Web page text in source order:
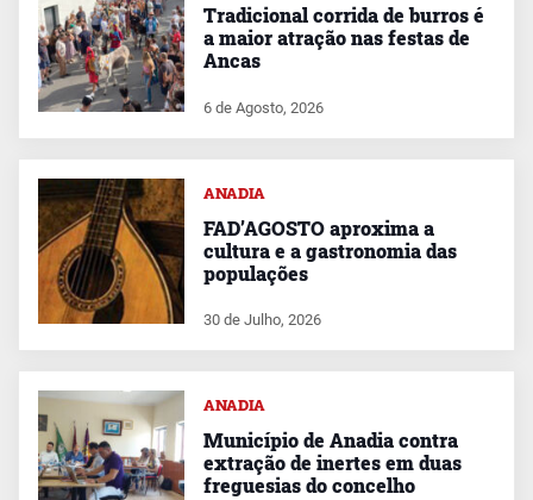
Tradicional corrida de burros é
a maior atração nas festas de
Ancas
6 de Agosto, 2026
ANADIA
FAD’AGOSTO aproxima a
cultura e a gastronomia das
populações
30 de Julho, 2026
ANADIA
Município de Anadia contra
extração de inertes em duas
freguesias do concelho